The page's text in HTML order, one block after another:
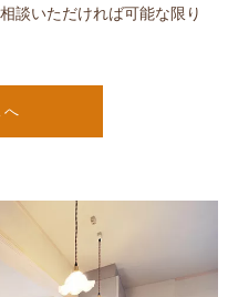
談いただければ可能な限り